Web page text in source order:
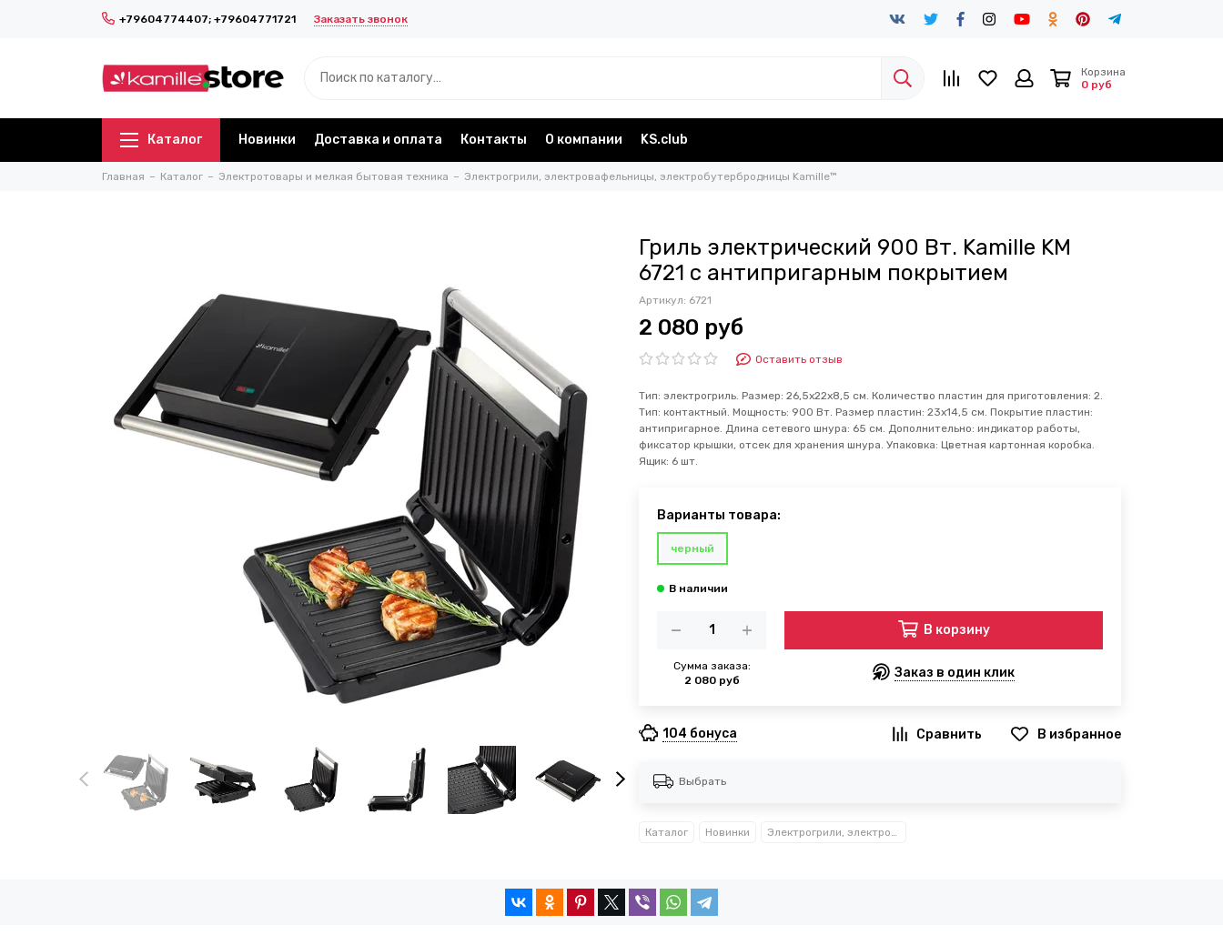
+79604774407; +79604771721 Заказать звонок
Корзина
0 руб
Каталог Новинки Доставка и оплата Контакты О компании KS.club
Главная Каталог Электротовары и мелкая бытовая техника Электрогрили, электровафельницы, электробутербродницы Kamille™
Гриль электрический 900 Вт. Kamille KM
6721 с антипригарным покрытием
Артикул: 6721
2 080 руб
Оставить отзыв
Тип: электрогриль. Размер: 26,5х22х8,5 см. Количество пластин для приготовления: 2.
Тип: контактный. Мощность: 900 Вт. Размер пластин: 23х14,5 см. Покрытие пластин:
антипригарное. Длина сетевого шнура: 65 см. Дополнительно: индикатор работы,
фиксатор крышки, отсек для хранения шнура. Упаковка: Цветная картонная коробка.
Ящик: 6 шт.
Варианты товара:
черный
Сумма заказа:
2 080 руб
В корзину
Заказ в один клик
104 бонуса В избранное
Выбрать
Каталог Новинки Электрогрили, электровафельницы, электробутербродницы Kamille™